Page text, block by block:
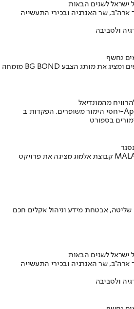
ישראל לשנים הבאות
שר האנרגיה ובכירי התעשייה
ולסביבה
נחשף
מהמונדיאל
בספורט
קבוצת אלמוג מציגה את פרויקט MALA: מגדלי הפרימיום האחרונים
אבטחת מידע וניהול אקלים חכם
ישראל לשנים הבאות
שר האנרגיה ובכירי התעשייה
ולסביבה